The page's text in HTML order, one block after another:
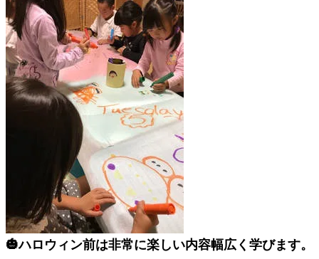
🎃ハロウィン前は非常に楽しい内容幅広く学びます。